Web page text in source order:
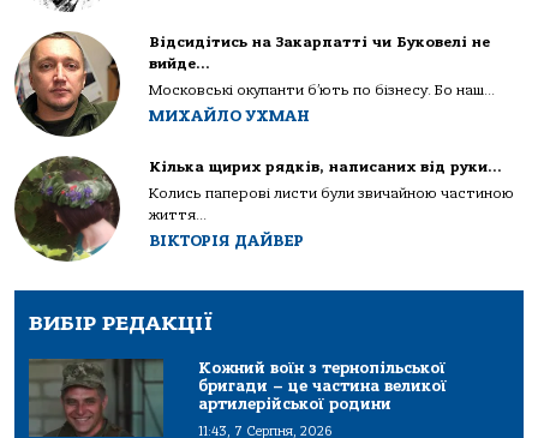
Відсидітись на Закарпатті чи Буковелі не
вийде…
Московські окупанти б’ють по бізнесу. Бо наш...
МИХАЙЛО УХМАН
Кілька щирих рядків, написаних від руки…
Колись паперові листи були звичайною частиною
життя...
ВІКТОРІЯ ДАЙВЕР
ВИБІР РЕДАКЦІЇ
Кожний воїн з тернопільської
бригади – це частина великої
артилерійської родини
11:43, 7 Серпня, 2026